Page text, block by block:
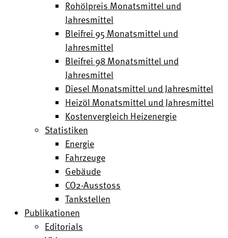
Rohölpreis Monatsmittel und
Jahresmittel
Bleifrei 95 Monatsmittel und
Jahresmittel
Bleifrei 98 Monatsmittel und
Jahresmittel
Diesel Monatsmittel und Jahresmittel
Heizöl Monatsmittel und Jahresmittel
Kostenvergleich Heizenergie
Statistiken
Energie
Fahrzeuge
Gebäude
CO2-Ausstoss
Tankstellen
Publikationen
Editorials